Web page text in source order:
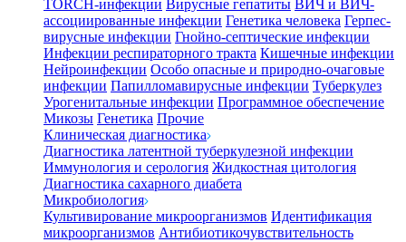
TORCH-инфекции Вирусные гепатиты ВИЧ и ВИЧ-
ассоциированные инфекции Генетика человека Герпес-
вирусные инфекции Гнойно-септические инфекции
Инфекции респираторного тракта Кишечные инфекции
Нейроинфекции Особо опасные и природно-очаговые
инфекции Папилломавирусные инфекции Туберкулез
Урогенитальные инфекции Программное обеспечение
Микозы Генетика Прочие
Клиническая диагностика
Диагностика латентной туберкулезной инфекции
Иммунология и серология Жидкостная цитология
Диагностика сахарного диабета
Микробиология
Культивирование микроорганизмов Идентификация
микроорганизмов Антибиотикочувствительность